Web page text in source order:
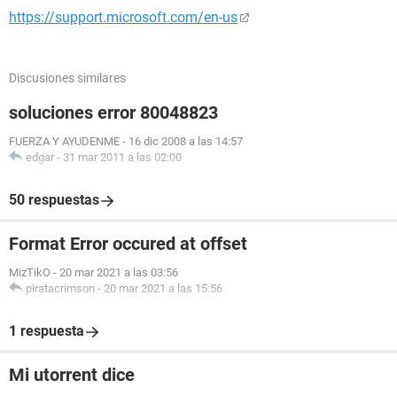
https://support.microsoft.com/en-us
Discusiones similares
soluciones error 80048823
FUERZA Y AYUDENME - 16 dic 2008 a las 14:57
edgar - 31 mar 2011 a las 02:00
50 respuestas
Format Error occured at offset
MizTikO - 20 mar 2021 a las 03:56
piratacrimson - 20 mar 2021 a las 15:56
1 respuesta
Mi utorrent dice